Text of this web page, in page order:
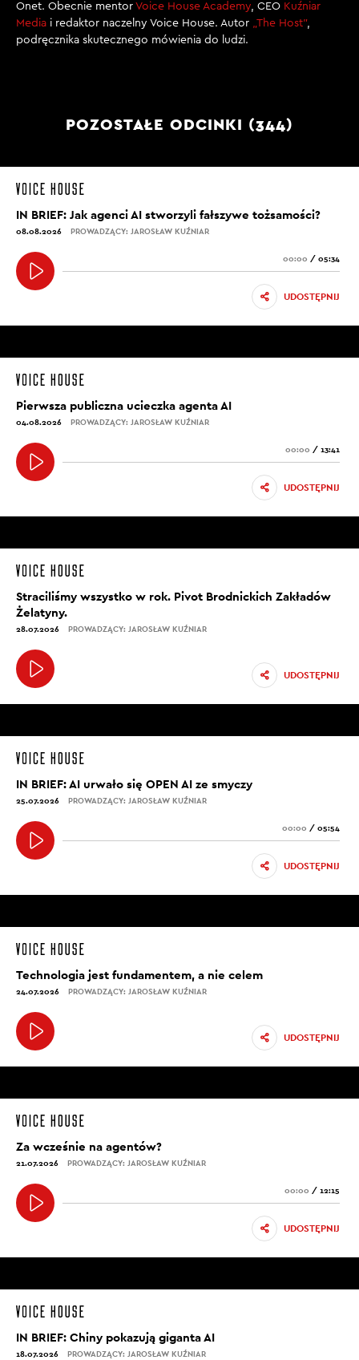
Onet. Obecnie mentor Voice House Academy, CEO Kuźniar
Media i redaktor naczelny Voice House. Autor „The Host”,
podręcznika skutecznego mówienia do ludzi.
POZOSTAŁE ODCINKI (344)
IN BRIEF: Jak agenci AI stworzyli fałszywe tożsamości?
08.08.2026 PROWADZĄCY: JAROSŁAW KUŹNIAR
00:00 / 05:34
UDOSTĘPNIJ
Pierwsza publiczna ucieczka agenta AI
04.08.2026 PROWADZĄCY: JAROSŁAW KUŹNIAR
00:00 / 13:41
UDOSTĘPNIJ
Straciliśmy wszystko w rok. Pivot Brodnickich Zakładów
Żelatyny.
28.07.2026 PROWADZĄCY: JAROSŁAW KUŹNIAR
UDOSTĘPNIJ
IN BRIEF: AI urwało się OPEN AI ze smyczy
25.07.2026 PROWADZĄCY: JAROSŁAW KUŹNIAR
00:00 / 05:54
UDOSTĘPNIJ
Technologia jest fundamentem, a nie celem
24.07.2026 PROWADZĄCY: JAROSŁAW KUŹNIAR
UDOSTĘPNIJ
Za wcześnie na agentów?
21.07.2026 PROWADZĄCY: JAROSŁAW KUŹNIAR
00:00 / 12:15
UDOSTĘPNIJ
IN BRIEF: Chiny pokazują giganta AI
18.07.2026 PROWADZĄCY: JAROSŁAW KUŹNIAR